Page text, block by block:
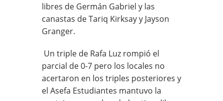
libres de Germán Gabriel y las
canastas de Tariq Kirksay y Jayson
Granger.
Un triple de Rafa Luz rompió el
parcial de 0-7 pero los locales no
acertaron en los triples posteriores y
el Asefa Estudiantes mantuvo la